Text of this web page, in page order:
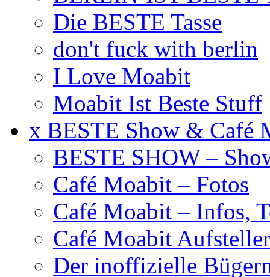
Die BESTE Tasse
don't fuck with berlin
I Love Moabit
Moabit Ist Beste Stuff
x BESTE Show & Café
BESTE SHOW –
Café Moabit – Fotos
Café Moabit – Infos,
Café Moabit Aufsteller
Der inoffizielle